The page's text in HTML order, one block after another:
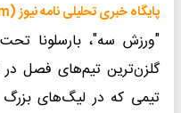
پایگاه خبری تحلیلی نامه نیوز (namehnews.com) :
"ورزش سه"، بارسلونا
تیمی که در لیگ‌های بزرگ